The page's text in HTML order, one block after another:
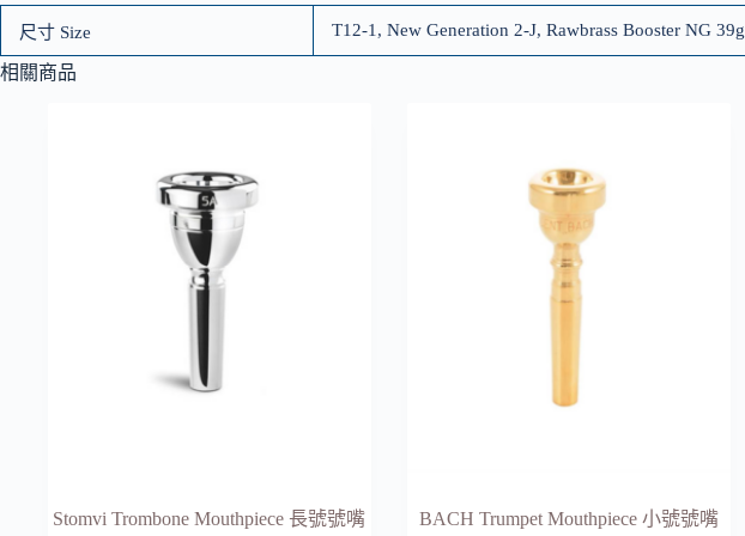
尺寸 Size T12-1, New Generation 2-J, Rawbrass Booster NG 39g
相關商品
Stomvi Trombone Mouthpiece 長號號嘴 BACH Trumpet Mouthpiece 小號號嘴